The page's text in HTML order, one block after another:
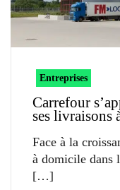
Entreprises
Carrefour
ses livraisons
Face à la
à domicile dans